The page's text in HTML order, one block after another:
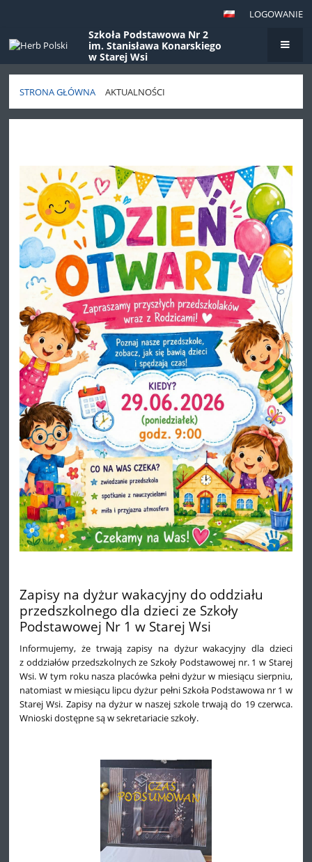
LOGOWANIE
Szkoła Podstawowa Nr 2
im. Stanisława Konarskiego
w Starej Wsi
STRONA GŁÓWNA AKTUALNOŚCI
Zapisy na dyżur wakacyjny do oddziału
przedszkolnego dla dzieci ze Szkoły
Podstawowej Nr 1 w Starej Wsi
Informujemy, że trwają zapisy na dyżur wakacyjny dla dzieci
z oddziałów przedszkolnych ze Szkoły Podstawowej nr. 1 w Starej
Wsi. W tym roku nasza placówka pełni dyżur w miesiącu sierpniu,
natomiast w miesiącu lipcu dyżur pełni Szkoła Podstawowa nr 1 w
Starej Wsi. Zapisy na dyżur w naszej szkole trwają do 19 czerwca.
Wnioski dostępne są w sekretariacie szkoły.